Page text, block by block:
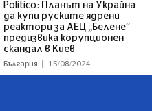
Politico: Планът на Украйна
да купи руските ядрени
реактори за АЕЦ „Белене“
предизвика корупционен
скандал в Киев
България 15/08/2024